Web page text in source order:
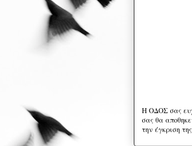
Η ΟΔΟΣ σας
σας θα
την έγκριση